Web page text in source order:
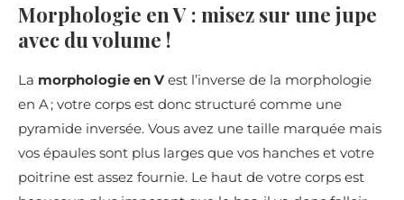
Morphologie en V : misez sur une jupe
avec du volume !
La morphologie en V est l’inverse de la morphologie
en A ; votre corps est donc structuré comme une
pyramide inversée. Vous avez une taille marquée mais
vos épaules sont plus larges que vos hanches et votre
poitrine est assez fournie. Le haut de votre corps est